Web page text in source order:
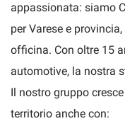
appassionata: siamo
per Varese e
officina. Con oltre 15
automotive, la nostra
Il nostro gruppo
territorio anche con:
tue
scelte
in
qualsiasi
momento.